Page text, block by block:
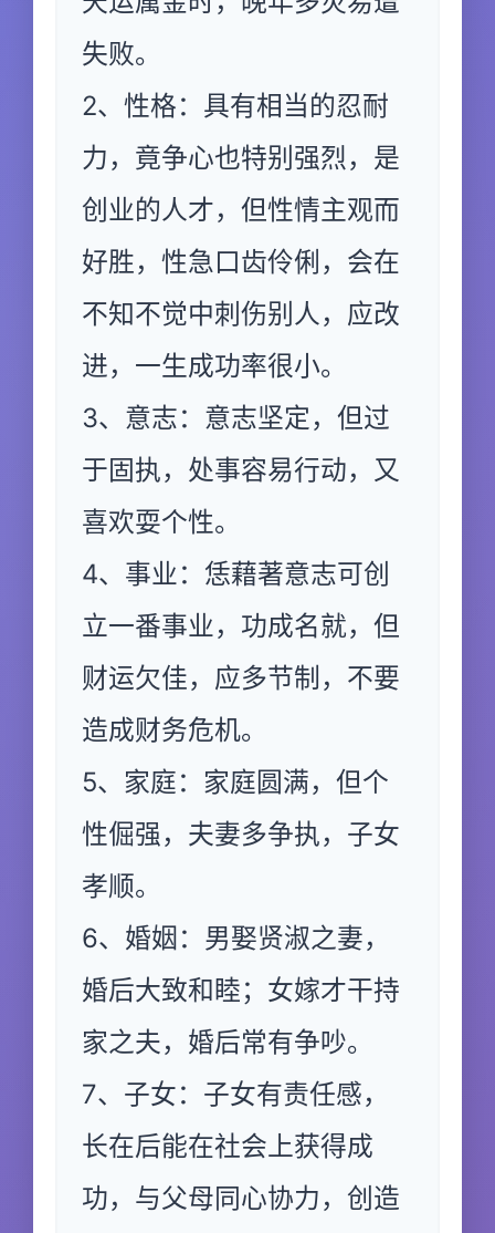
失败。
2、性格：具有相当的忍耐
力，竟争心也特别强烈，是
创业的人才，但性情主观而
好胜，性急口齿伶俐，会在
不知不觉中刺伤别人，应改
进，一生成功率很小。
3、意志：意志坚定，但过
于固执，处事容易行动，又
喜欢耍个性。
4、事业：恁藉著意志可创
立一番事业，功成名就，但
财运欠佳，应多节制，不要
造成财务危机。
5、家庭：家庭圆满，但个
性倔强，夫妻多争执，子女
孝顺。
6、婚姻：男娶贤淑之妻，
婚后大致和睦；女嫁才干持
家之夫，婚后常有争吵。
7、子女：子女有责任感，
长在后能在社会上获得成
功，与父母同心协力，创造